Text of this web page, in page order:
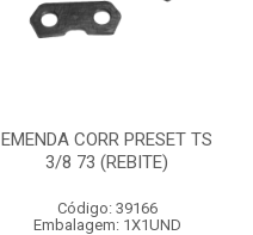
EMENDA CORR PRESET TS
3/8 73 (REBITE)
Código: 39166
Embalagem: 1X1UND